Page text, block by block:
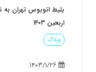
بلیط اتوبوس تهران
اربعین ۱۴۰۳
وبلاگ